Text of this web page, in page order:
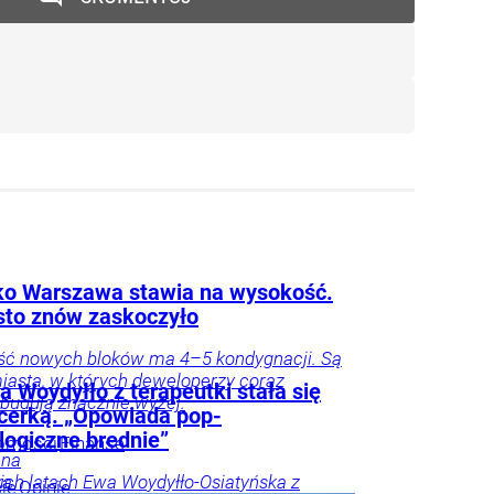
Warszawa stawia na wysokość.
znów zaskoczyło
nowych bloków ma 4–5 kondygnacji. Są
w których deweloperzy coraz
znacznie wyżej.
Finanse
Opinie
Woydyłło z terapeutki stała się
„Opowiada pop-
brednie”
latach Ewa Woydyłło-Osiatyńska z